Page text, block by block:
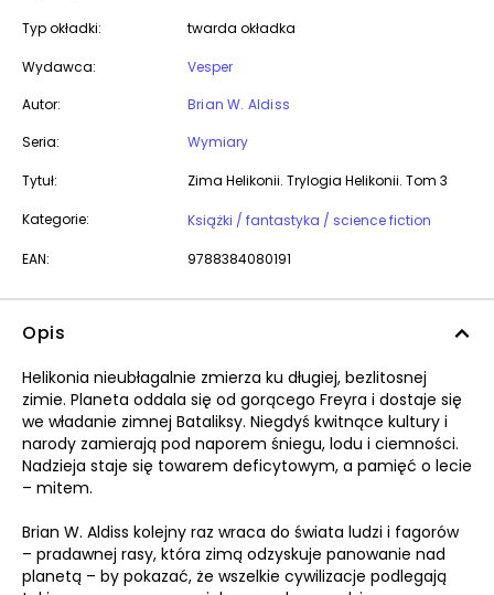
Typ okładki: twarda okładka
Wydawca:
Vesper
Autor:
Brian W. Aldiss
Seria:
Wymiary
Tytuł: Zima Helikonii. Trylogia Helikonii. Tom 3
Kategorie: Książki / fantastyka / science fiction
EAN: 9788384080191
Opis
Helikonia nieubłagalnie zmierza ku długiej, bezlitosnej
zimie. Planeta oddala się od gorącego Freyra i dostaje się
we władanie zimnej Bataliksy. Niegdyś kwitnące kultury i
narody zamierają pod naporem śniegu, lodu i ciemności.
Nadzieja staje się towarem deficytowym, a pamięć o lecie
– mitem.
Brian W. Aldiss kolejny raz wraca do świata ludzi i fagorów
– pradawnej rasy, która zimą odzyskuje panowanie nad
planetą – by pokazać, że wszelkie cywilizacje podlegają